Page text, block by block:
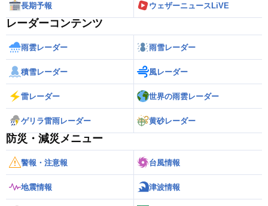
長期予報 ウェザーニュースLiVE
レーダーコンテンツ
雨雲レーダー 雨雪レーダー
積雪レーダー 風レーダー
雷レーダー 世界の雨雲レーダー
ゲリラ雷雨レーダー 黄砂レーダー
防災・減災メニュー
警報・注意報 台風情報
地震情報 津波情報